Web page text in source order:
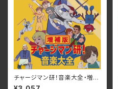
チャージマン研！音楽大全・増補
版/宮内國郎 3SCD-0077